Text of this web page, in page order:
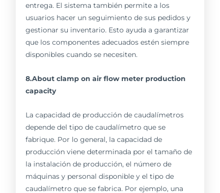
entrega. El sistema también permite a los
usuarios hacer un seguimiento de sus pedidos y
gestionar su inventario. Esto ayuda a garantizar
que los componentes adecuados estén siempre
disponibles cuando se necesiten.
8.About clamp on air flow meter production
capacity
La capacidad de producción de caudalímetros
depende del tipo de caudalímetro que se
fabrique. Por lo general, la capacidad de
producción viene determinada por el tamaño de
la instalación de producción, el número de
máquinas y personal disponible y el tipo de
caudalímetro que se fabrica. Por ejemplo, una